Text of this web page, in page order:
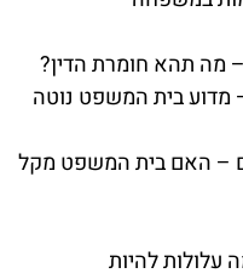
מה תהא חומרת הדין?
בית המשפט נוטה
– האם בית המשפט מקל
עלולות להיות